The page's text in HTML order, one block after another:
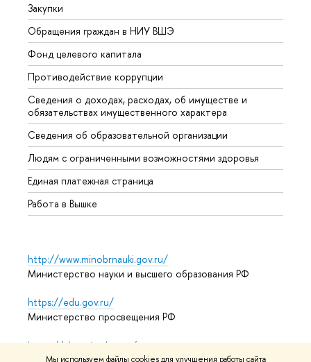
Мы используем файлы cookies для улучшения работы сайта
Закупки
Обращения граждан в НИУ ВШЭ
Фонд целевого капитала
Противодействие коррупции
Сведения о доходах, расходах, об имуществе и
обязательствах имущественного характера
Сведения об образовательной организации
Людям с ограниченными возможностями здоровья
Единая платежная страница
Работа в Вышке
http://www.minobrnauki.gov.ru/
Министерство науки и высшего образования РФ
https://edu.gov.ru/
Министерство просвещения РФ
https://elearning.hse.ru/mooc